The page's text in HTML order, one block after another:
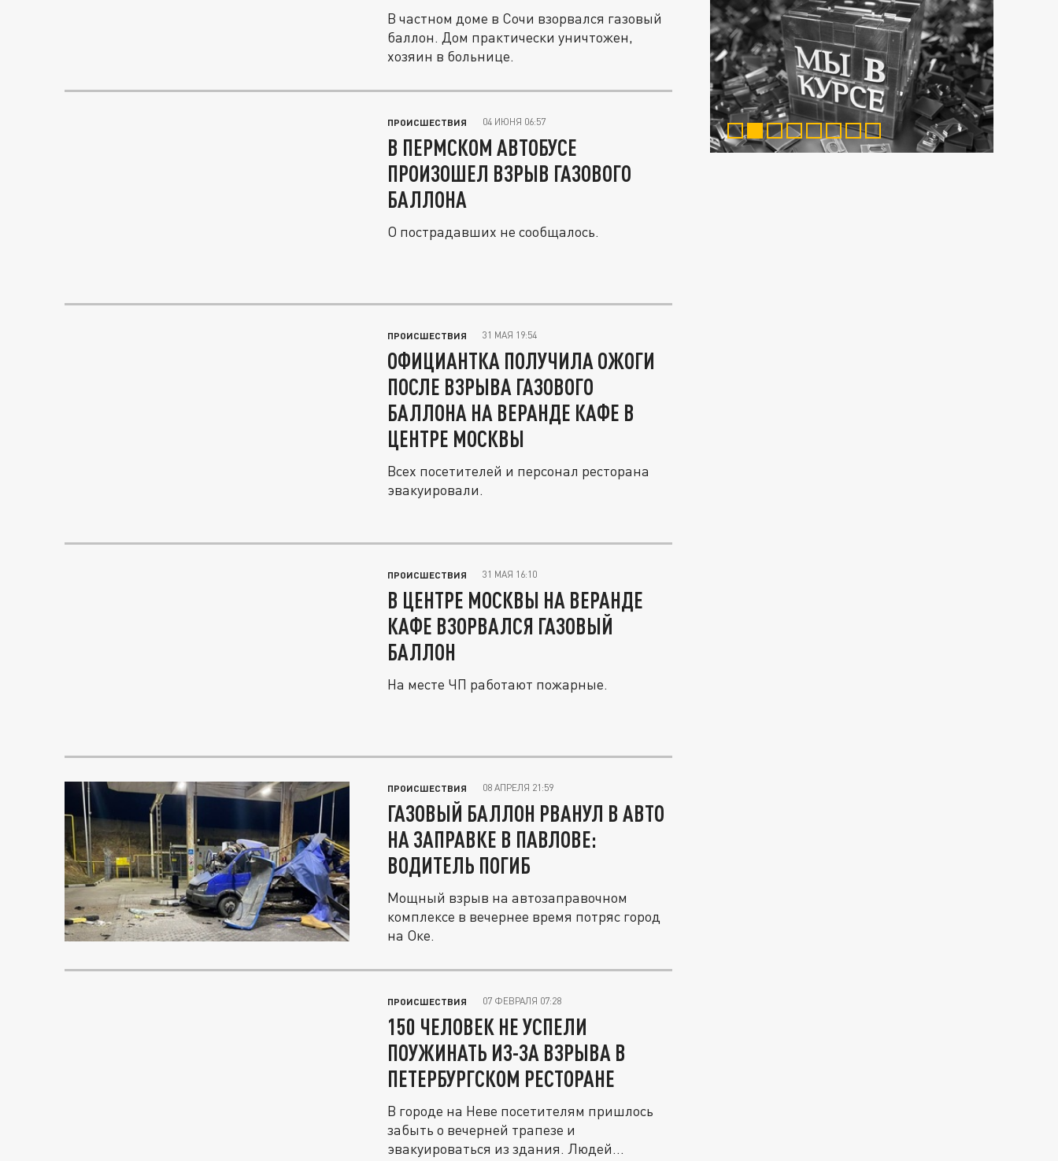
В частном доме в Сочи взорвался газовый
баллон. Дом практически уничтожен,
хозяин в больнице.
ПРОИСШЕСТВИЯ 04 ИЮНЯ 06:57
В ПЕРМСКОМ АВТОБУСЕ
ПРОИЗОШЕЛ ВЗРЫВ ГАЗОВОГО
БАЛЛОНА
О пострадавших не сообщалось.
ПРОИСШЕСТВИЯ 31 МАЯ 19:54
ОФИЦИАНТКА ПОЛУЧИЛА ОЖОГИ
ПОСЛЕ ВЗРЫВА ГАЗОВОГО
БАЛЛОНА НА ВЕРАНДЕ КАФЕ В
ЦЕНТРЕ МОСКВЫ
Всех посетителей и персонал ресторана
эвакуировали.
ПРОИСШЕСТВИЯ 31 МАЯ 16:10
В ЦЕНТРЕ МОСКВЫ НА ВЕРАНДЕ
КАФЕ ВЗОРВАЛСЯ ГАЗОВЫЙ
БАЛЛОН
На месте ЧП работают пожарные.
ПРОИСШЕСТВИЯ 08 АПРЕЛЯ 21:59
ГАЗОВЫЙ БАЛЛОН РВАНУЛ В АВТО
НА ЗАПРАВКЕ В ПАВЛОВЕ:
ВОДИТЕЛЬ ПОГИБ
Мощный взрыв на автозаправочном
комплексе в вечернее время потряс город
на Оке.
ПРОИСШЕСТВИЯ 07 ФЕВРАЛЯ 07:28
150 ЧЕЛОВЕК НЕ УСПЕЛИ
ПОУЖИНАТЬ ИЗ-ЗА ВЗРЫВА В
ПЕТЕРБУРГСКОМ РЕСТОРАНЕ
В городе на Неве посетителям пришлось
забыть о вечерней трапезе и
эвакуироваться из здания. Людей